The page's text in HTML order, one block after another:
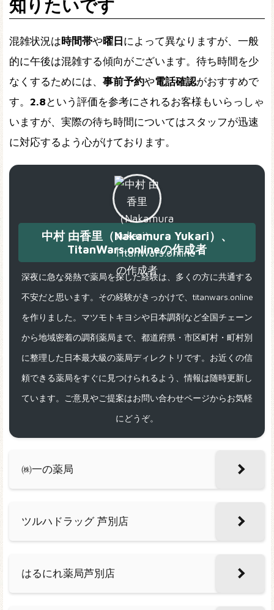
知りたいです
混雑状況は時間帯や曜日によって異なりますが、一般
的に午後は混雑する傾向がございます。待ち時間を少
なくするためには、 事前予約や電話確認がおすすめで
す。 2.8 という評価を参考にされるお客様もいらっしゃ
いますが、実際の待ち時間についてはスタッフが迅速
に対応するよう心がけております。
中村 由香里（Nakamura Yukari）、
TitanWars.onlineの作成者
深夜に急な発熱で薬局を探した経験は、多くの方に共通する
不安だと思います。その経験がきっかけで、titanwars.online
を作りました。マツモトキヨシや日本調剤など全国チェーン
から地域密着の調剤薬局まで、都道府県・市区町村・町村別
に整理した日本最大級の薬局ディレクトリです。お近くの信
頼できる薬局をすぐに見つけられるよう、情報は随時更新し
ています。ご意見やご提案はお問い合わせページからお気軽
にどうぞ。
㈱一の薬局
ツルハドラッグ 芦別店
はるにれ薬局芦別店